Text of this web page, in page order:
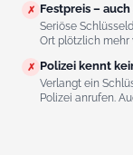
✗ Festpreis –
Seriöse
Ort plötzlich mehr
✗ Polizei kennt
Verlangt ein
Polizei anrufen.